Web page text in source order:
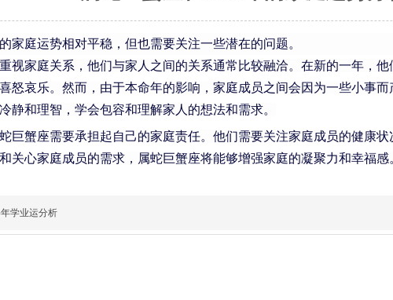
家庭运势相对平稳，但也需要关注一些潜在的问题。
视家庭关系，他们与家人之间的关系通常比较融洽。在新的一年，
怒哀乐。然而，由于本命年的影响，家庭成员之间会因为一些小事
静和理智，学会包容和理解家人的想法和需求。
巨蟹座需要承担起自己的家庭责任。他们需要关注家庭成员的健康
关心家庭成员的需求，属蛇巨蟹座将能够增强家庭的凝聚力和幸福感
学业运分析